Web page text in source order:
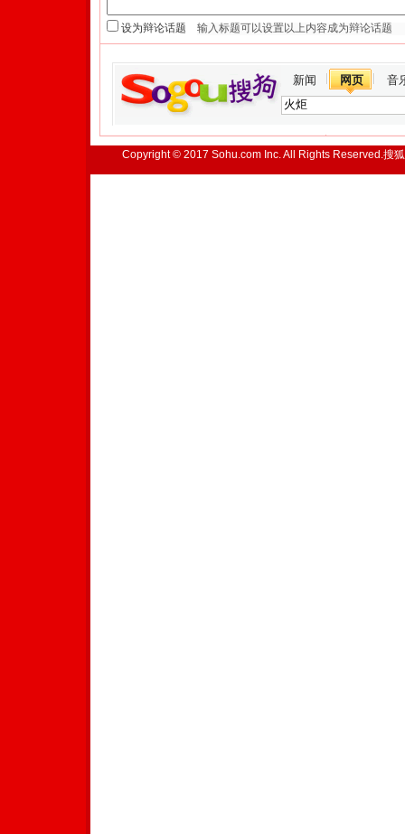
设为辩论话题
新闻 网页 音
Copyright © 2017 Sohu.com Inc. All Rights Reserved.搜